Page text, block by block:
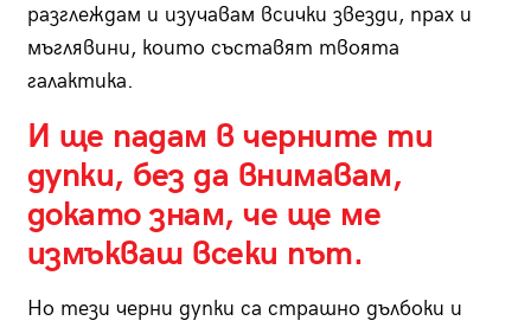
разглеждам и изучавам всички звезди, прах и
мъглявини, които съставят твоята
галактика.
И ще падам в черните ти
дупки, без да внимавам,
докато знам, че ще ме
измъкваш всеки път.
Но тези черни дупки са страшно дълбоки и